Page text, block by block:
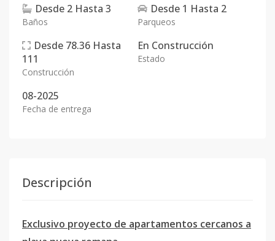
Desde 2 Hasta 3
Baños
Desde 1 Hasta 2
Parqueos
Desde 78.36 Hasta
111
Construcción
En Construcción
Estado
08-2025
Fecha de entrega
Descripción
Exclusivo proyecto de apartamentos cercanos a